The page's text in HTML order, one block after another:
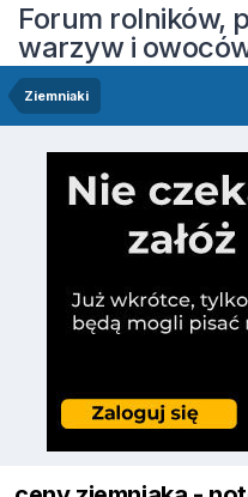
Forum rolników,
warzyw i
Ziemniaki